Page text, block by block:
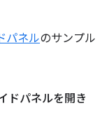
パネルのサンプル
ドパネルを開き